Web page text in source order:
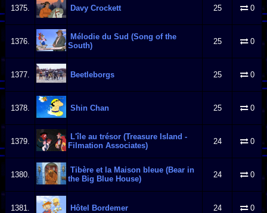
1375. Davy Crockett 25 0
1376.
Mélodie du Sud (Song of the
South)
25 0
1377. Beetleborgs 25 0
1378. Shin Chan 25 0
1379.
L'île au trésor (Treasure Island -
Filmation Associates)
24 0
1380.
Tibère et la Maison bleue (Bear in
the Big Blue House)
24 0
1381. Hôtel Bordemer 24 0